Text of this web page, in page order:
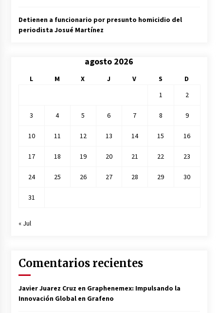
Detienen a funcionario por presunto homicidio del
periodista Josué Martínez
agosto 2026
L M X J V S
D
1
2
3 4 5 6 7 8 9
10 11 12 13 14 15 16
17 18 19 20 21 22 23
24 25 26 27 28 29 30
31
« Jul
Comentarios recientes
Javier Juarez Cruz en Graphenemex: Impulsando la
Innovación Global en Grafeno